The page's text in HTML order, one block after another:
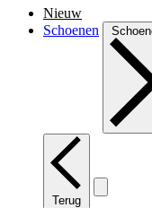
Nieuw
Schoenen
Terug